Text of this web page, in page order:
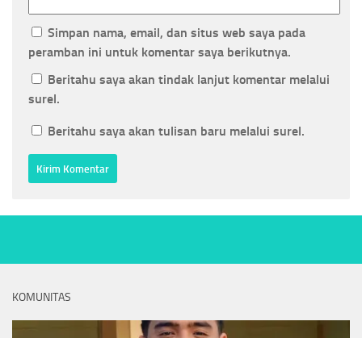
Simpan nama, email, dan situs web saya pada
peramban ini untuk komentar saya berikutnya.
Beritahu saya akan tindak lanjut komentar melalui
surel.
Beritahu saya akan tulisan baru melalui surel.
KOMUNITAS